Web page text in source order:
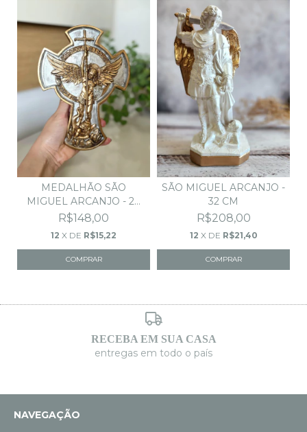
MEDALHÃO SÃO
MIGUEL ARCANJO - 20
CM
R$148,00
12 X DE R$15,22
SÃO MIGUEL ARCANJO -
32 CM
R$208,00
12 X DE R$21,40
RECEBA EM SUA CASA
entregas em todo o país
NAVEGAÇÃO